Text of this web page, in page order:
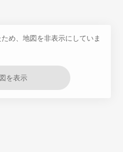
め、地図を非表示にしていま
を表示